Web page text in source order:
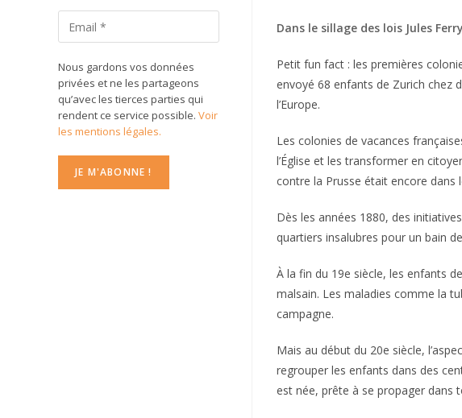
Dans le sillage des lois Jules Ferry
Petit fun fact : les premières
envoyé 68 enfants de Zurich chez
l’Europe.
Les colonies de vacances
l’Église et les transformer en
contre la Prusse était encore dans
Dès les années 1880, des
quartiers insalubres pour un bain
À la fin du 19e siècle, les enfants
malsain. Les maladies comme la
campagne.
Mais au début du 20e siècle,
regrouper les enfants dans des
est née, prête à se propager dans
Nous gardons vos données
privées et ne les partageons
qu’avec les tierces parties qui
rendent ce service possible. Voir
les mentions légales.